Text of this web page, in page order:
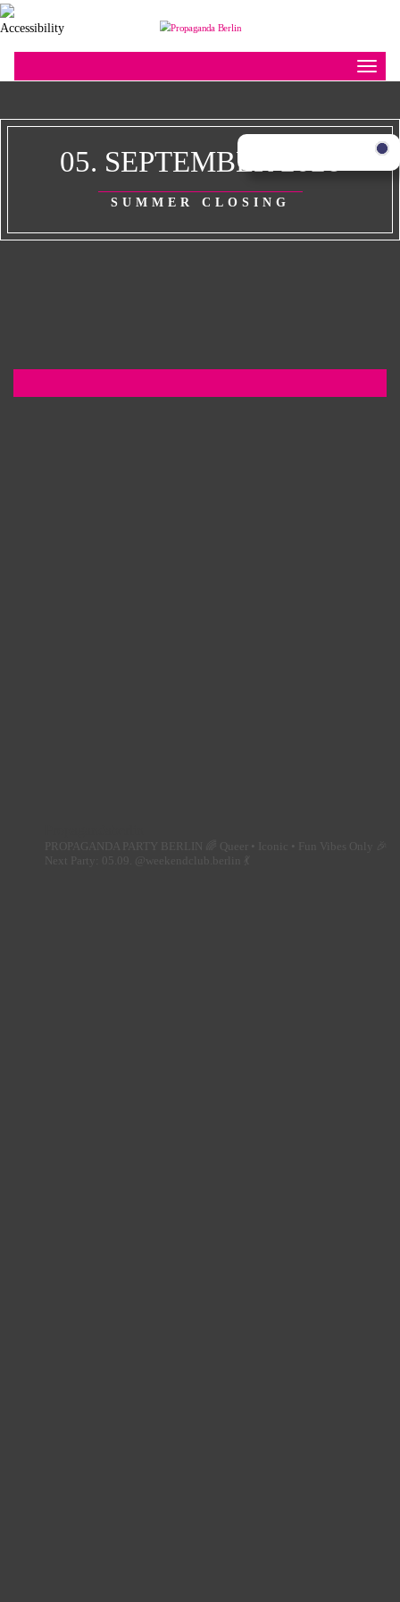
05. SEPTEMBER 2026
SUMMER CLOSING
PROPAGANDA PARTY BERLIN 🌈
Queer • Iconic • Fun Vibes Only 🎉
Next Party: 05.09. @weekendclub.berlin 💃